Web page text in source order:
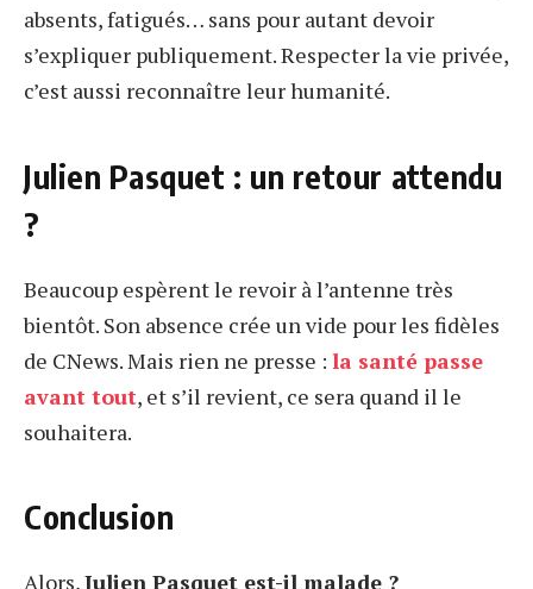
absents, fatigués… sans pour autant devoir
s’expliquer publiquement. Respecter la vie privée,
c’est aussi reconnaître leur humanité.
Julien Pasquet : un retour attendu
?
Beaucoup espèrent le revoir à l’antenne très
bientôt. Son absence crée un vide pour les fidèles
de CNews. Mais rien ne presse : la santé passe
avant tout, et s’il revient, ce sera quand il le
souhaitera.
Conclusion
Alors,Julien Pasquet est-il malade ?